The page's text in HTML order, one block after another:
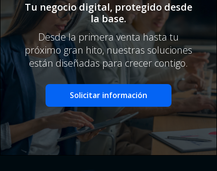
Tu negocio digital, protegido desde
la base.
Desde la primera venta hasta tu
próximo gran hito, nuestras soluciones
están diseñadas para crecer contigo.
Solicitar información